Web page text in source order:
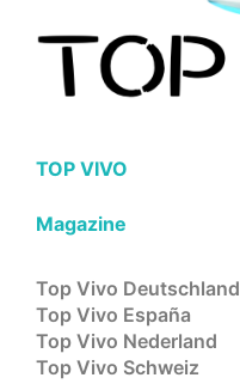
TOP VIVO
Magazine
Top Vivo Deutschland
Top Vivo España
Top Vivo Nederland
Top Vivo Schweiz